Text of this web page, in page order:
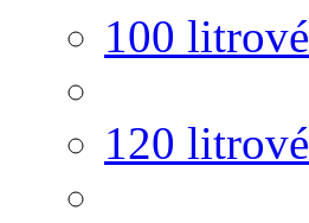
100 litrové
120 litrové